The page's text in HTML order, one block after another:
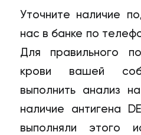
Уточните наличие
нас в банке по
Для правильного
крови вашей
выполнить анализ
наличие антигена
выполняли этого